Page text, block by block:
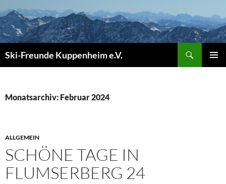
Inhalt
springen
Ski-Freunde Kuppenheim e.V.
Monatsarchiv: Februar 2024
ALLGEMEIN
SCHÖNE TAGE IN
FLUMSERBERG 24